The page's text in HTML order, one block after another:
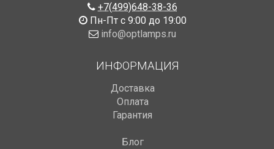
+7(499)648-38-36
Пн-Пт с 9:00 до 19:00
info@optlamps.ru
ИНФОРМАЦИЯ
Доставка
Оплата
Гарантия
Блог